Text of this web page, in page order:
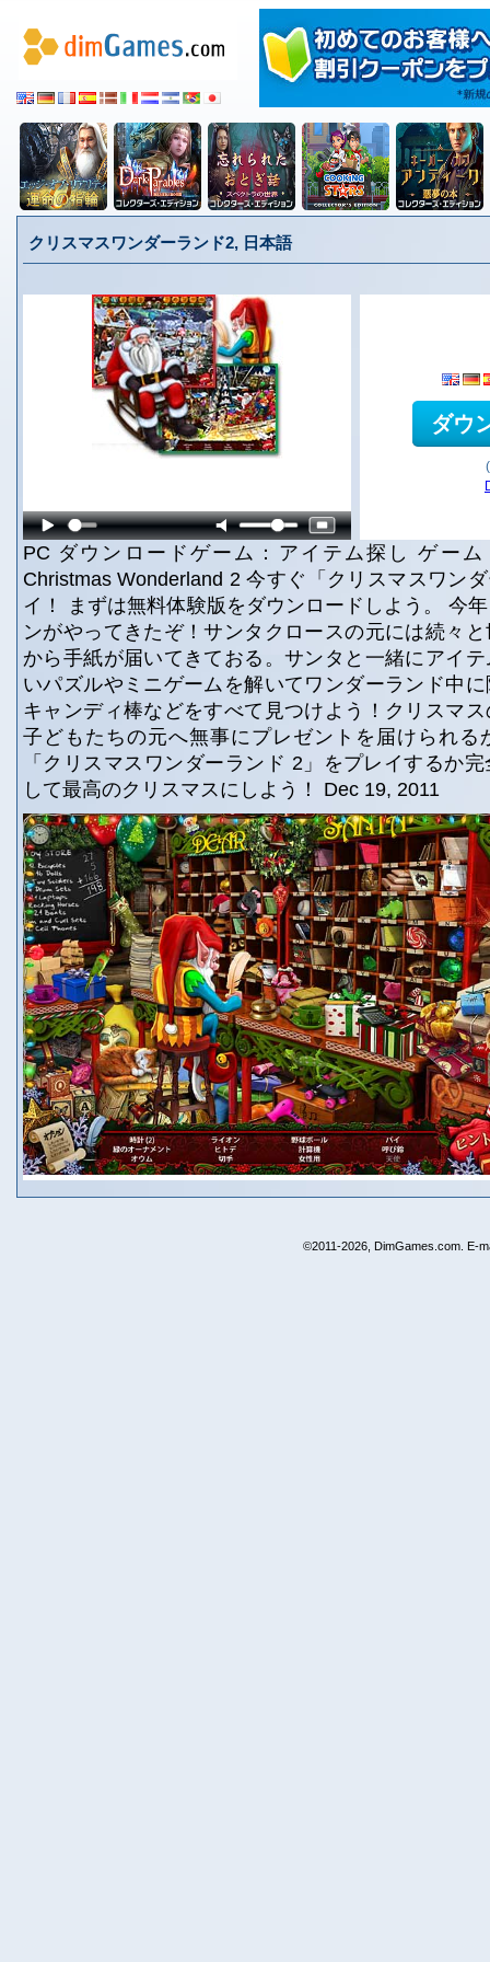
クリスマスワンダーランド2, 日本語
ダウ
PC ダウンロードゲーム：アイテム探し ゲー
Christmas Wonderland 2 今すぐ「クリスマスワン
イ！ まずは無料体験版をダウンロードしよう。 今
ンがやってきたぞ！サンタクロースの元には続々
から手紙が届いてきておる。サンタと一緒にアイ
いパズルやミニゲームを解いてワンダーランド中
キャンディ棒などをすべて見つけよう！クリスマ
子どもたちの元へ無事にプレゼントを届けられる
「クリスマスワンダーランド 2」をプレイするか
して最高のクリスマスにしよう！ Dec 19, 2011
©2011-2026, DimGames.com. E-